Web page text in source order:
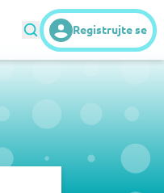
Registrujte se